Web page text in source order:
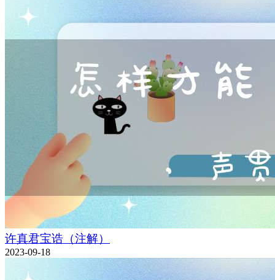
许真君宝诰（注解）
2023-09-18